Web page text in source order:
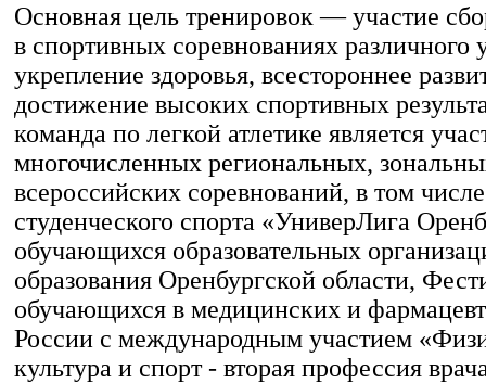
Основная цель тренировок — участие
в спортивных соревнованиях различного
укрепление здоровья, всестороннее
достижение высоких спортивных
команда по легкой атлетике является
многочисленных региональных,
всероссийских соревнований, в том
студенческого спорта «УниверЛига
обучающихся образовательных
образования Оренбургской области,
обучающихся в медицинских и
России с международным участием
культура и спорт - вторая профессия